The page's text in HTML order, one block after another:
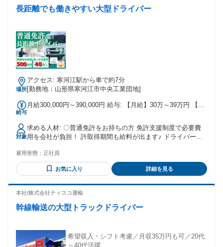
資格手当の対象は、 2級、３級整備士、自動車検査員、 自動
車の中型免許、大型免許など 資格手当の対象が多数あるので
（例)自動車整備士の国家資格取得まで ┗年齢25才、8月入社
の場合（無資格） ・26才 6月頃 3級整備士取得 （実務経験6
ヶ月 資格手当10,000円） ・29才 6月頃 2級整備士取得 （実務
経験2年 資格手当5,000円） ・29才 9月頃 整備主任者選任 ・
31才 6月頃 自動車検査員 （整備主任者経験１年 資格手当
5,000円） ☆各資格取得ごとに手当が増えるので、 自分の成
長を実感できます！
ど、 専門性を深めることが可能 ・整備主任者 ┗重要部品組
場に代わり、 車検基準の合否判定を行い 満期継続の可否を判
定いたします。
長距離でも働きやすい大型ドライバー
場所
アクセス: 寒河江駅から車で約7分
[勤務地：山形県寒河江市中央工業団地]
給与
月給300,000円～390,000円 給与: 【月給】30万～39万円 【年
与実績：夏冬合計で約60万円支給 （対象者は入社6か月目以
降の社員になります） 【給与実例】 <モデル例 未経験入社2
年目ドライバー> 年収：430万円（基本給+賞与+評価給） <モ
デル例 入社3年目ドライバー> 年収：520万円（基本給+賞与
対象
求める人材: 〇普通免許をお持ちの方 免許支援制度で必要費
用を会社が負担！ 許取得期間も給料が出ます♪ ドライバーデ
がある方 もちろん、スキルをお持ちの方もOK！ こちらは年
齢不問で受け付けております・ ＝＝＝＝＝＝＝＝＝＝＝＝＝
＝＝＝＝＝＝＝
雇用形態： 正社員
お気に入り 詳細を見る
本社/株式会社ティスコ運輸
幹線輸送の大型トラックドライバー
希望収入・シフト考慮／月収35万円も可／20代
～40代活躍